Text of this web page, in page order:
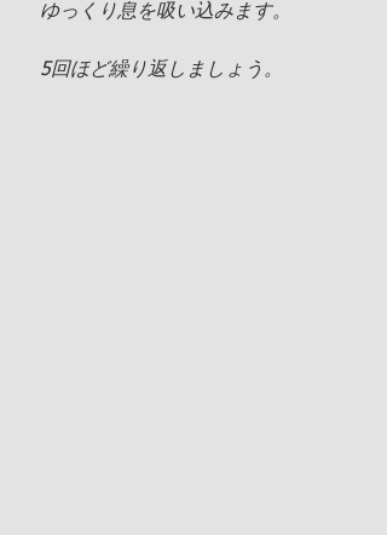
ゆっくり息を吸い込みます。
5回ほど繰り返しましょう。